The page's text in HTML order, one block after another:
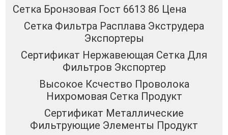
Сетка Бронзовая Гост 6613 86 Цена
Сетка Фильтра Расплава Экструдера
Экспортеры
Сертификат Нержавеющая Сетка Для
Фильтров Экспортер
Высокое Ксчество Проволока
Нихромовая Сетка Продукт
Сертификат Металлические
Фильтрующие Элементы Продукт